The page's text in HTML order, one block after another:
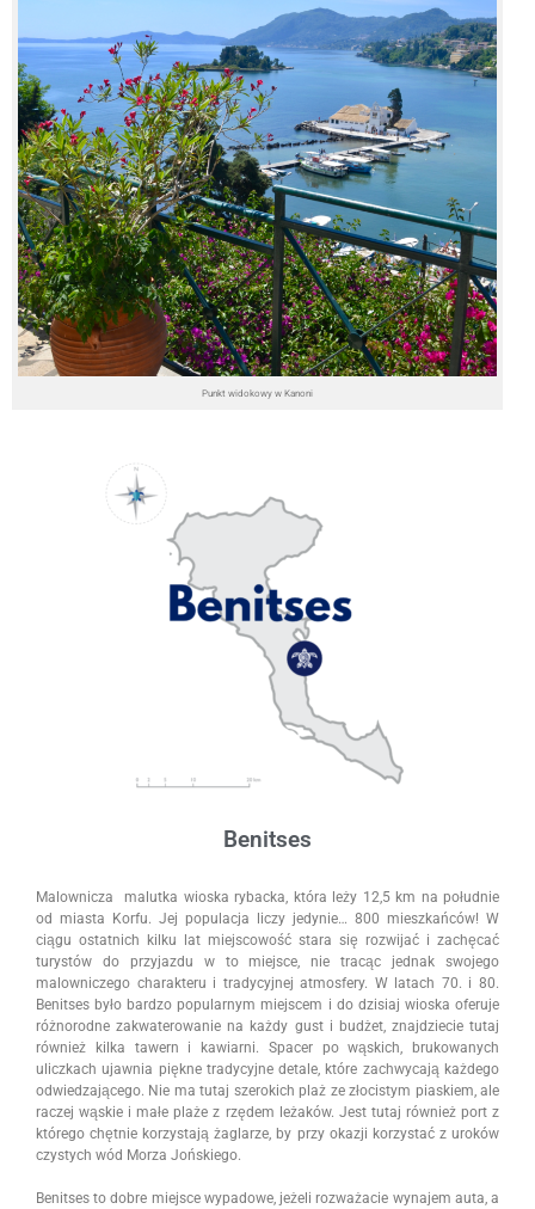
Punkt widokowy w Kanoni
Benitses
Malownicza malutka wioska rybacka, która leży 12,5 km na południe
od miasta Korfu. Jej populacja liczy jedynie… 800 mieszkańców! W
ciągu ostatnich kilku lat miejscowość stara się rozwijać i zachęcać
turystów do przyjazdu w to miejsce, nie tracąc jednak swojego
malowniczego charakteru i tradycyjnej atmosfery. W latach 70. i 80.
Benitses było bardzo popularnym miejscem i do dzisiaj wioska oferuje
różnorodne zakwaterowanie na każdy gust i budżet, znajdziecie tutaj
również kilka tawern i kawiarni. Spacer po wąskich, brukowanych
uliczkach ujawnia piękne tradycyjne detale, które zachwycają każdego
odwiedzającego. Nie ma tutaj szerokich plaż ze złocistym piaskiem, ale
raczej wąskie i małe plaże z rzędem leżaków. Jest tutaj również port z
którego chętnie korzystają żaglarze, by przy okazji korzystać z uroków
czystych wód Morza Jońskiego.
Benitses to dobre miejsce wypadowe, jeżeli rozważacie wynajem auta, a